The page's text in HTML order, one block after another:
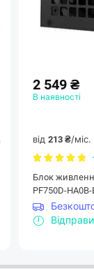
під час роботи з
графічними
2 549 ₴
В наявності
від 213 ₴/міс.
1
Блок
PF750D-HA0B-